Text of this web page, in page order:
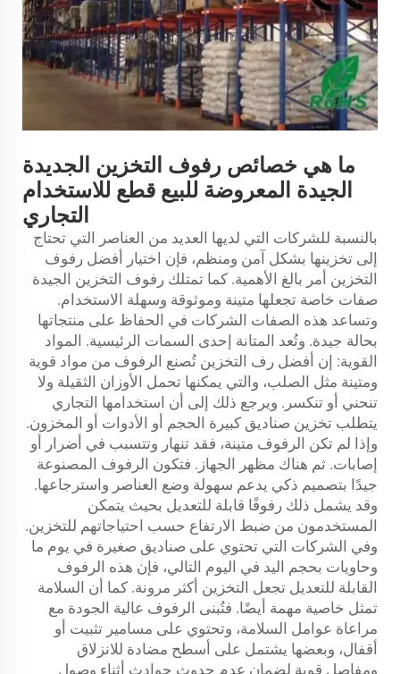
ما هي خصائص رفوف التخزين الجديدة
الجيدة المعروضة للبيع قطع للاستخدام
التجاري
بالنسبة للشركات التي لديها العديد من العناصر التي تحتاج
إلى تخزينها بشكل آمن ومنظم، فإن اختيار أفضل رفوف
التخزين أمر بالغ الأهمية. كما تمتلك رفوف التخزين الجيدة
صفات خاصة تجعلها متينة وموثوقة وسهلة الاستخدام.
وتساعد هذه الصفات الشركات في الحفاظ على منتجاتها
بحالة جيدة. وتُعد المتانة إحدى السمات الرئيسية. المواد
القوية: إن أفضل رف التخزين تُصنع الرفوف من مواد قوية
ومتينة مثل الصلب، والتي يمكنها تحمل الأوزان الثقيلة ولا
تنحني أو تنكسر. ويرجع ذلك إلى أن استخدامها التجاري
يتطلب تخزين صناديق كبيرة الحجم أو الأدوات أو المخزون.
وإذا لم تكن الرفوف متينة، فقد تنهار وتتسبب في أضرار أو
إصابات. ثم هناك مظهر الجهاز. فتكون الرفوف المصنوعة
جيدًا بتصميم ذكي يدعم سهولة وضع العناصر واسترجاعها.
وقد يشمل ذلك رفوفًا قابلة للتعديل بحيث يتمكن
المستخدمون من ضبط الارتفاع حسب احتياجاتهم للتخزين.
وفي الشركات التي تحتوي على صناديق صغيرة في يوم ما
وحاويات بحجم اليد في اليوم التالي، فإن هذه الرفوف
القابلة للتعديل تجعل التخزين أكثر مرونة. كما أن السلامة
تمثل خاصية مهمة أيضًا. فتُبنى الرفوف عالية الجودة مع
مراعاة عوامل السلامة، وتحتوي على مسامير تثبيت أو
أقفال، وبعضها يشتمل على أسطح مضادة للانزلاق
ومفاصل قوية لضمان عدم حدوث حوادث أثناء وصول